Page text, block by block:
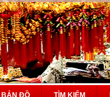
BẢN ĐỒ TÌM KIẾM